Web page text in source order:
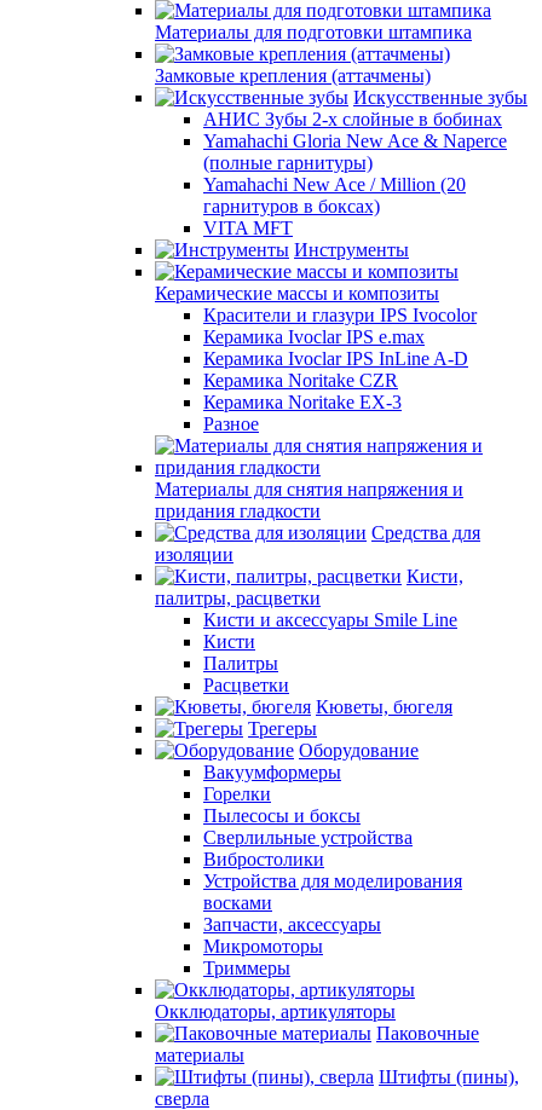
Материалы для подготовки штампика
Замковые крепления (аттачмены)
Искусственные зубы
АНИС Зубы 2-х слойные в бобинах
Yamahachi Gloria New Ace & Naperce
(полные гарнитуры)
Yamahachi New Ace / Million (20
гарнитуров в боксах)
VITA MFT
Инструменты
Керамические массы и композиты
Красители и глазури IPS Ivocolor
Керамика Ivoclar IPS e.max
Керамика Ivoclar IPS InLine A-D
Керамика Noritake CZR
Керамика Noritake EX-3
Разное
Материалы для снятия напряжения и
придания гладкости
Средства для
изоляции
Кисти,
палитры, расцветки
Кисти и аксессуары Smile Line
Кисти
Палитры
Расцветки
Кюветы, бюгеля
Трегеры
Оборудование
Вакуумформеры
Горелки
Пылесосы и боксы
Сверлильные устройства
Вибростолики
Устройства для моделирования
восками
Запчасти, аксессуары
Микромоторы
Триммеры
Окклюдаторы, артикуляторы
Паковочные
материалы
Штифты (пины),
сверла